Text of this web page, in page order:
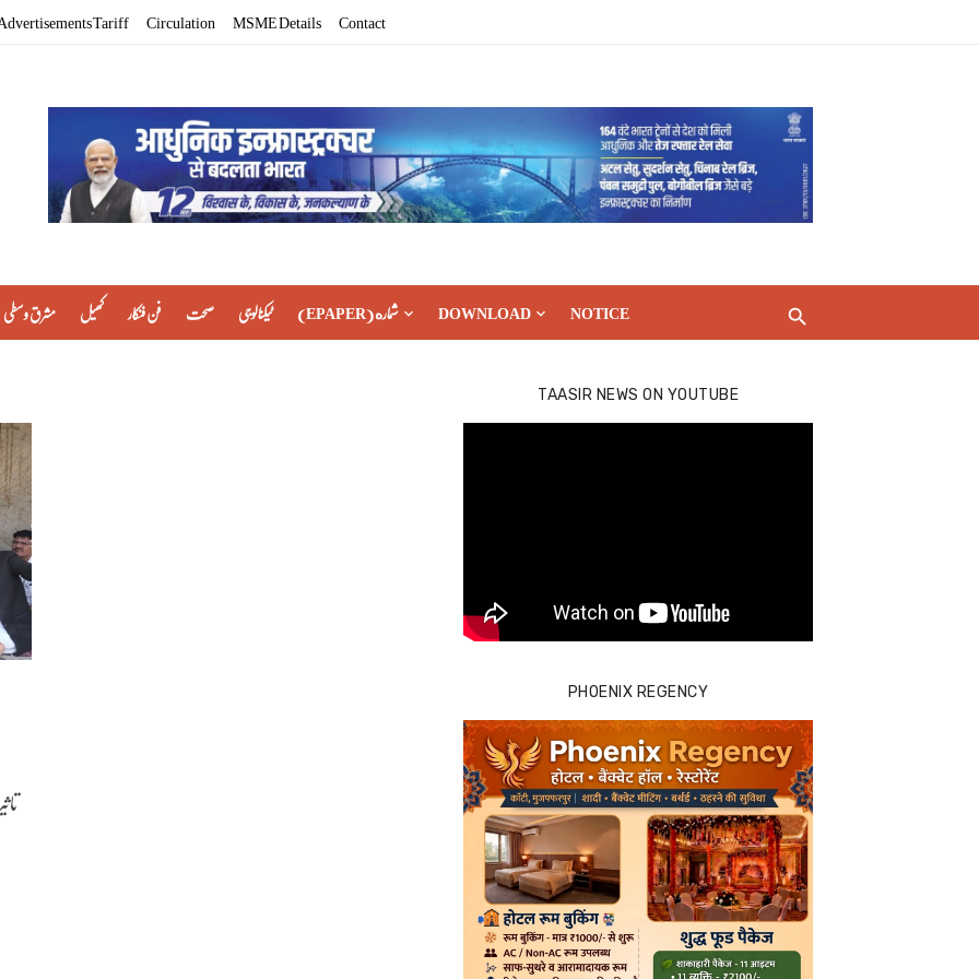
Tariff Circulation MSME Details Contact
مشرق وسطی کھیل فن فنکار صحت ٹیکنالوجی (EPAPER) شماره DOWNLOAD NOTICE
TAASIR NEWS ON YOUTUBE
PHOENIX REGENCY